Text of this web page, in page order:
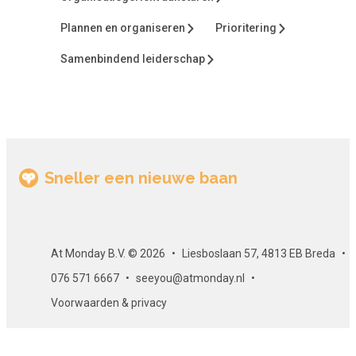
gewaarmerkt certificaat. Dit certificaat kun je uiteraard op
Plannen en organiseren Prioritering
Samenbindend leiderschap
Sneller een nieuwe baan
At Monday B.V. © 2026
Liesboslaan 57, 4813 EB Breda
076 571 6667
seeyou@atmonday.nl
Voorwaarden & privacy